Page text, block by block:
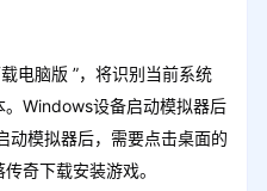
电脑版 ”，将识别当前系统
Windows设备启动模拟器后
动模拟器后，需要点击桌面的
奇下载安装游戏。